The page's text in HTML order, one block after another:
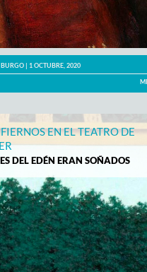
| 1 OCTUBRE, 2020
EN EL TEATRO DE
DEL EDÉN ERAN SOÑADOS